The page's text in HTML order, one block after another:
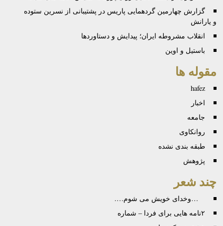
گزارش چهارمین گردهمایی پاریس در پشتیبانی از نسرین ستوده
و یارانش
انقلاب مشروطه ایران؛ پیدایش و دستاوردها
باستیل و اوین
مقوله ها
hafez
اخبار
جامعه
روانكاوی
طبقه بندی نشده
پژوهش
چند شعر
…وخدای خویش می شوم….
۲نامه هایی برای فردا – شماره